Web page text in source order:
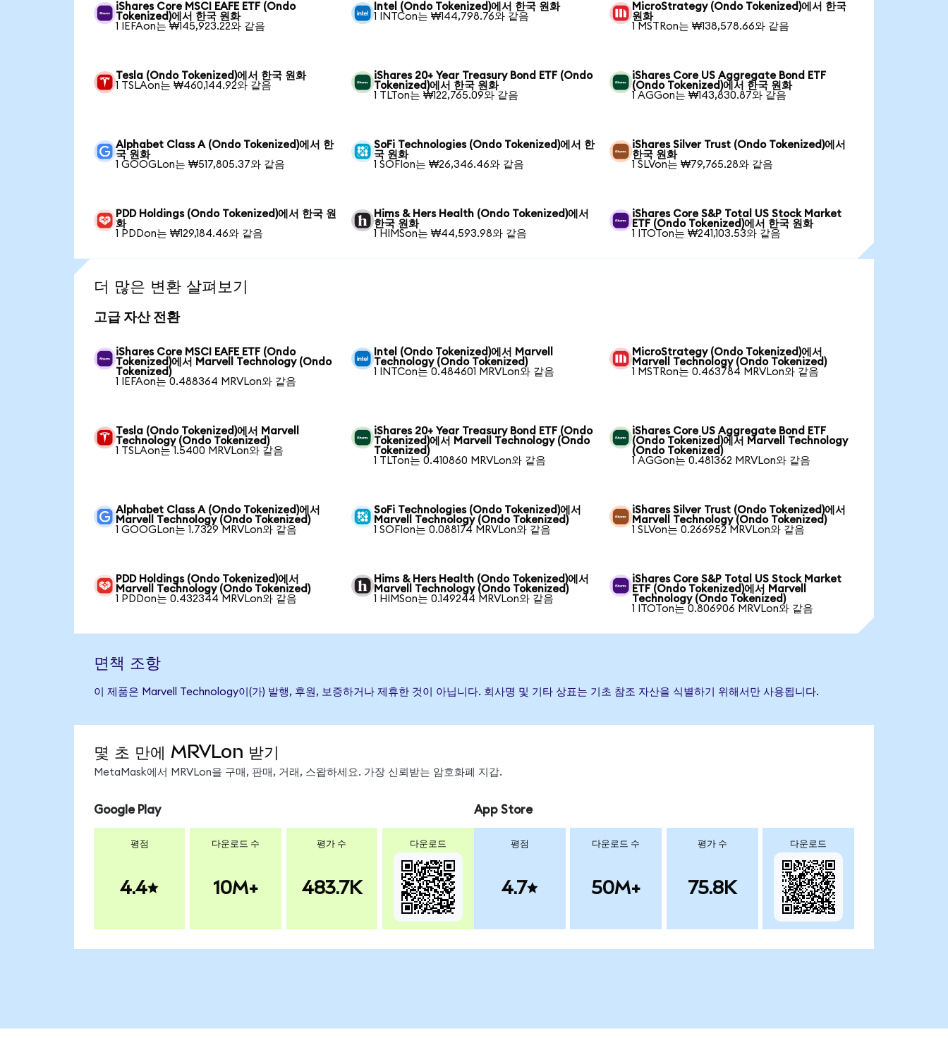
iShares Core MSCI EAFE ETF (Ondo
Tokenized)에서 한국 원화
1 IEFAon는 ₩145,923.22와 같음
Intel (Ondo Tokenized)에서 한국 원화
1 INTCon는 ₩144,798.76와 같음
MicroStrategy (Ondo Tokenized)에서 한국
원화
1 MSTRon는 ₩138,578.66와 같음
Tesla (Ondo Tokenized)에서 한국 원화
1 TSLAon는 ₩460,144.92와 같음
iShares 20+ Year Treasury Bond ETF (Ondo
Tokenized)에서 한국 원화
1 TLTon는 ₩122,765.09와 같음
iShares Core US Aggregate Bond ETF
(Ondo Tokenized)에서 한국 원화
1 AGGon는 ₩143,830.87와 같음
Alphabet Class A (Ondo Tokenized)에서 한
국 원화
1 GOOGLon는 ₩517,805.37와 같음
SoFi Technologies (Ondo Tokenized)에서 한
국 원화
1 SOFIon는 ₩26,346.46와 같음
iShares Silver Trust (Ondo Tokenized)에서
한국 원화
1 SLVon는 ₩79,765.28와 같음
PDD Holdings (Ondo Tokenized)에서 한국 원
화
1 PDDon는 ₩129,184.46와 같음
Hims & Hers Health (Ondo Tokenized)에서
한국 원화
1 HIMSon는 ₩44,593.98와 같음
iShares Core S&P Total US Stock Market
ETF (Ondo Tokenized)에서 한국 원화
1 ITOTon는 ₩241,103.53와 같음
더 많은 변환 살펴보기
고급 자산 전환
iShares Core MSCI EAFE ETF (Ondo
Tokenized)에서 Marvell Technology (Ondo
Tokenized)
1 IEFAon는 0.488364 MRVLon와 같음
Intel (Ondo Tokenized)에서 Marvell
Technology (Ondo Tokenized)
1 INTCon는 0.484601 MRVLon와 같음
MicroStrategy (Ondo Tokenized)에서
Marvell Technology (Ondo Tokenized)
1 MSTRon는 0.463784 MRVLon와 같음
Tesla (Ondo Tokenized)에서 Marvell
Technology (Ondo Tokenized)
1 TSLAon는 1.5400 MRVLon와 같음
iShares 20+ Year Treasury Bond ETF (Ondo
Tokenized)에서 Marvell Technology (Ondo
Tokenized)
1 TLTon는 0.410860 MRVLon와 같음
iShares Core US Aggregate Bond ETF
(Ondo Tokenized)에서 Marvell Technology
(Ondo Tokenized)
1 AGGon는 0.481362 MRVLon와 같음
Alphabet Class A (Ondo Tokenized)에서
Marvell Technology (Ondo Tokenized)
1 GOOGLon는 1.7329 MRVLon와 같음
SoFi Technologies (Ondo Tokenized)에서
Marvell Technology (Ondo Tokenized)
1 SOFIon는 0.088174 MRVLon와 같음
iShares Silver Trust (Ondo Tokenized)에서
Marvell Technology (Ondo Tokenized)
1 SLVon는 0.266952 MRVLon와 같음
PDD Holdings (Ondo Tokenized)에서
Marvell Technology (Ondo Tokenized)
1 PDDon는 0.432344 MRVLon와 같음
Hims & Hers Health (Ondo Tokenized)에서
Marvell Technology (Ondo Tokenized)
1 HIMSon는 0.149244 MRVLon와 같음
iShares Core S&P Total US Stock Market
ETF (Ondo Tokenized)에서 Marvell
Technology (Ondo Tokenized)
1 ITOTon는 0.806906 MRVLon와 같음
면책 조항
이 제품은 Marvell Technology이(가) 발행, 후원, 보증하거나 제휴한 것이 아닙니다. 회사명 및 기타 상표는 기초 참조 자산을 식별하기 위해서만 사용됩니다.
몇 초 만에 MRVLon 받기
MetaMask에서 MRVLon을 구매, 판매, 거래, 스왑하세요. 가장 신뢰받는 암호화폐 지갑.
Google Play
평점
4.4
다운로드 수
10M+
평가 수
483.7K
다운로드
App Store
평점
4.7
다운로드 수
50M+
평가 수
75.8K
다운로드